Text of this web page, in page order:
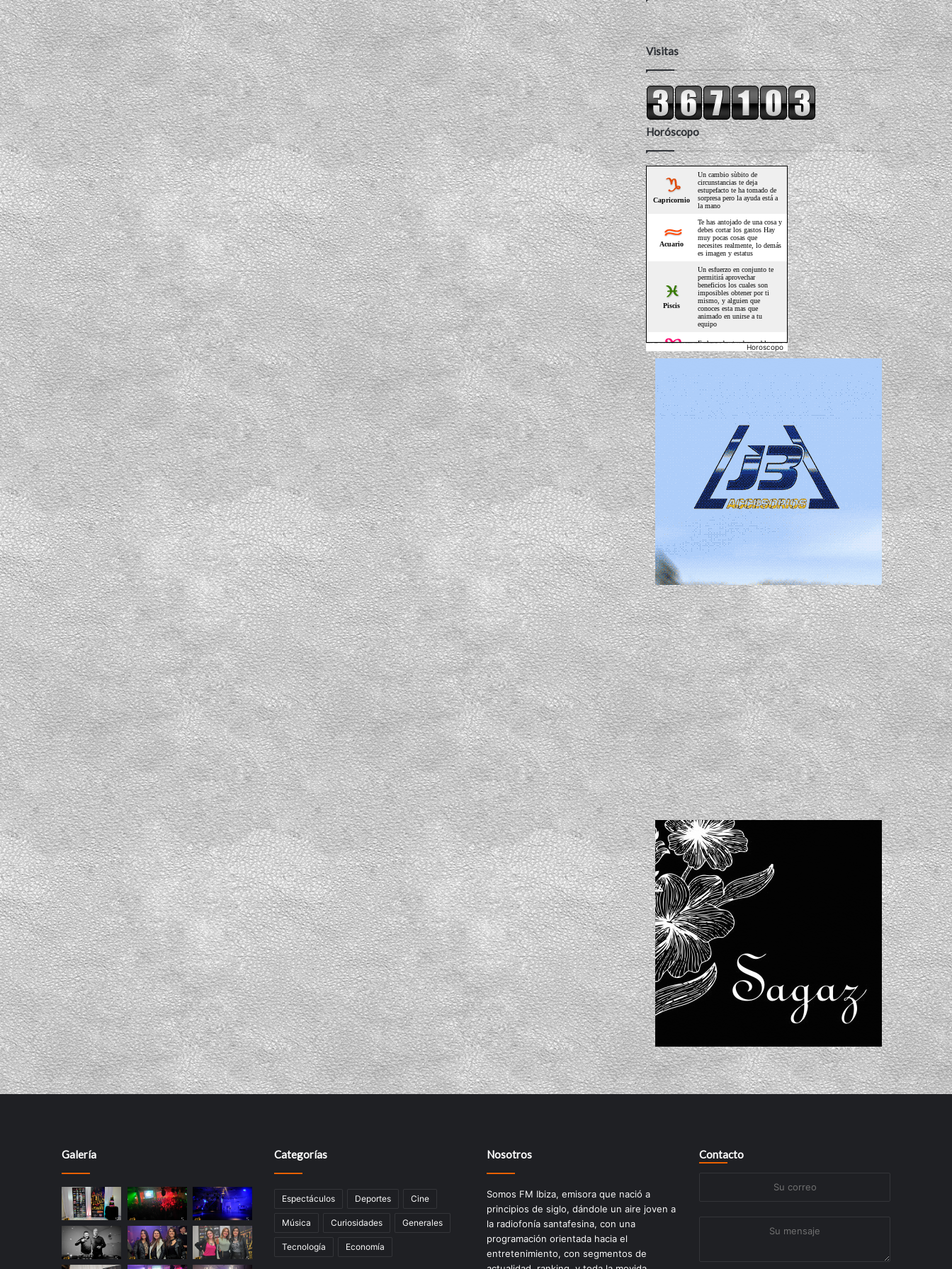
Visitas
Horóscopo
Horoscopo
Galería Categorías
Espectáculos Deportes Cine
Música Curiosidades Generales
Tecnología Economía
Nosotros
Somos FM Ibiza, emisora que nació a
principios de siglo, dándole un aire joven a
la radiofonía santafesina, con una
programación orientada hacia el
entretenimiento, con segmentos de
Contacto